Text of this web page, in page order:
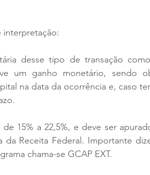
interpretação:
desse tipo de transação
um ganho monetário, sendo
na data da ocorrência e, caso
15% a 22,5%, e deve ser
Receita Federal. Importante
chama-se GCAP EXT.